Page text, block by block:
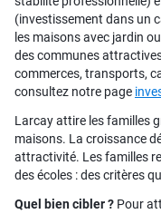
(investissement dans un
les maisons avec jardin
des communes
commerces, transports,
consultez notre page
Larcay attire les familles
maisons. La croissance
attractivité. Les familles
des écoles : des critères
Quel bien cibler ? Pour